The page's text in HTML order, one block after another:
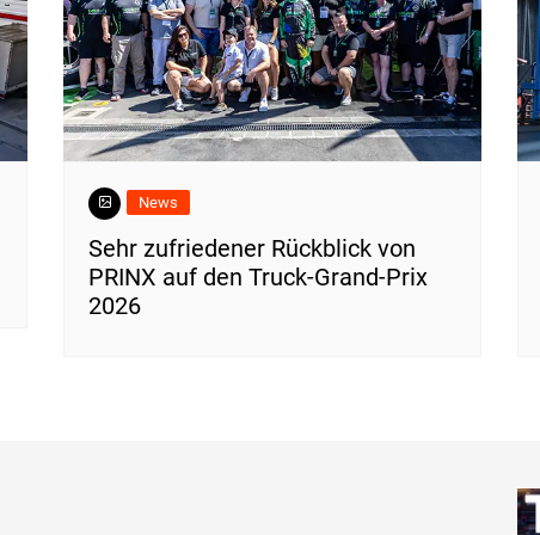
News
Sehr zufriedener Rückblick von
PRINX auf den Truck-Grand-Prix
2026